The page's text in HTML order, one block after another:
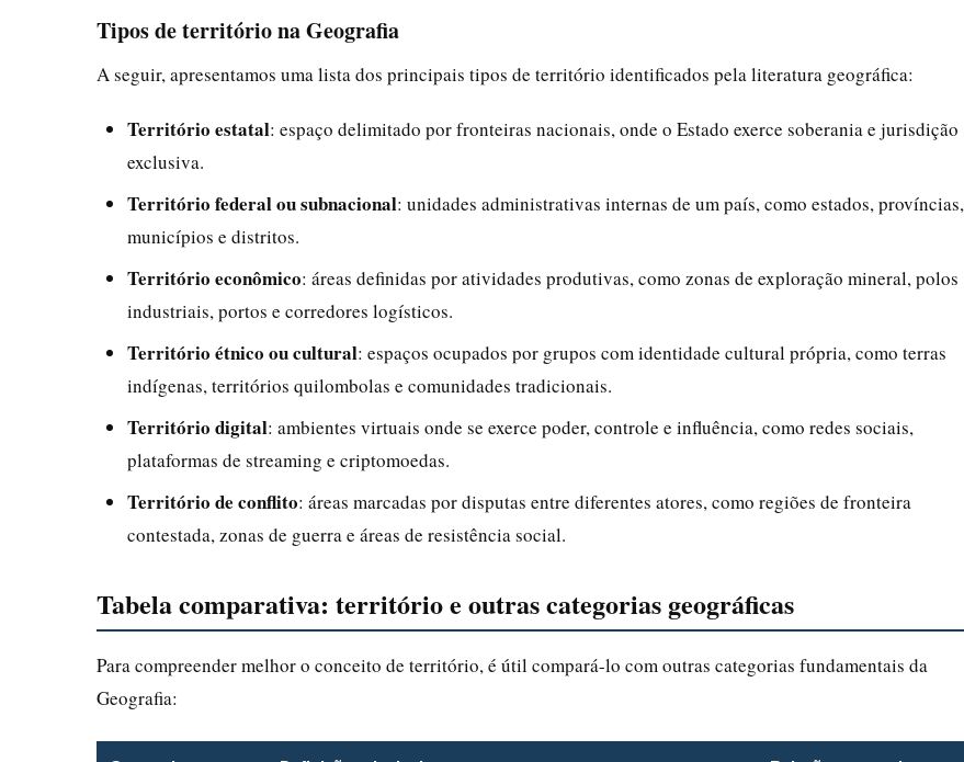
Tipos de território na Geografia
A seguir, apresentamos uma lista dos principais tipos de território identificados pela literatura geográfica:
Território estatal: espaço delimitado por fronteiras nacionais, onde o Estado exerce soberania e jurisdição
exclusiva.
Território federal ou subnacional: unidades administrativas internas de um país, como estados, províncias,
municípios e distritos.
Território econômico: áreas definidas por atividades produtivas, como zonas de exploração mineral, polos
industriais, portos e corredores logísticos.
Território étnico ou cultural: espaços ocupados por grupos com identidade cultural própria, como terras
indígenas, territórios quilombolas e comunidades tradicionais.
Território digital: ambientes virtuais onde se exerce poder, controle e influência, como redes sociais,
plataformas de streaming e criptomoedas.
Território de conflito: áreas marcadas por disputas entre diferentes atores, como regiões de fronteira
contestada, zonas de guerra e áreas de resistência social.
Tabela comparativa: território e outras categorias geográficas
Para compreender melhor o conceito de território, é útil compará-lo com outras categorias fundamentais da
Geografia: